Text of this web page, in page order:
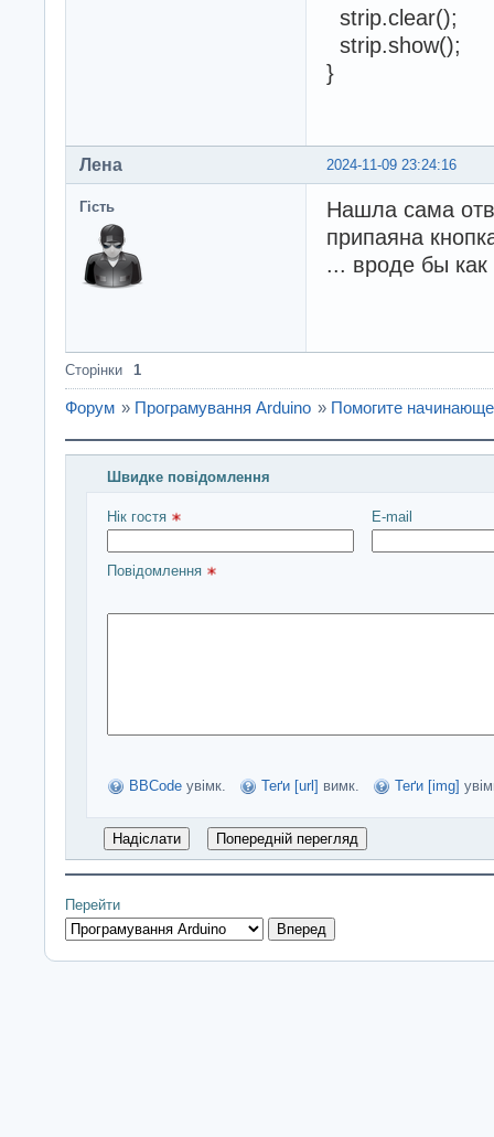
strip.clear();
strip.show();
}
2024-11-09 23:24:16
Лена
Гість
Нашла сама
припаяна
... вроде бы как
Сторінки 1
Форум » Програмування Arduino » Помогите
Швидке повідомлення
Введіть повідомлення і натисніть Надіслати
Нік гостя E-mail
Повідомлення
BBCode увімк. Теґи [url] вимк. Теґи [img]
Перейти